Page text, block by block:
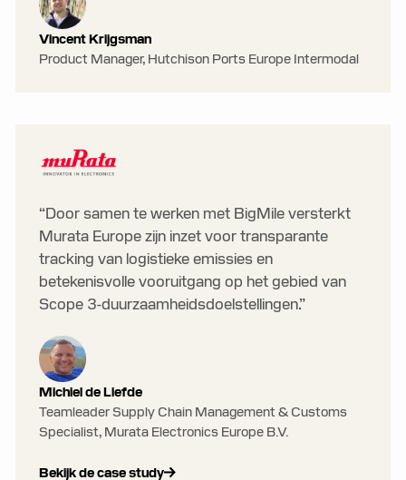
Vincent Krijgsman
Product Manager, Hutchison Ports Europe Intermodal
“Door samen te werken met BigMile versterkt
Murata Europe zijn inzet voor transparante
tracking van logistieke emissies en
betekenisvolle vooruitgang op het gebied van
Scope 3-duurzaamheidsdoelstellingen.”
Michiel de Liefde
Teamleader Supply Chain Management & Customs
Specialist, Murata Electronics Europe B.V.
Bekijk de case study